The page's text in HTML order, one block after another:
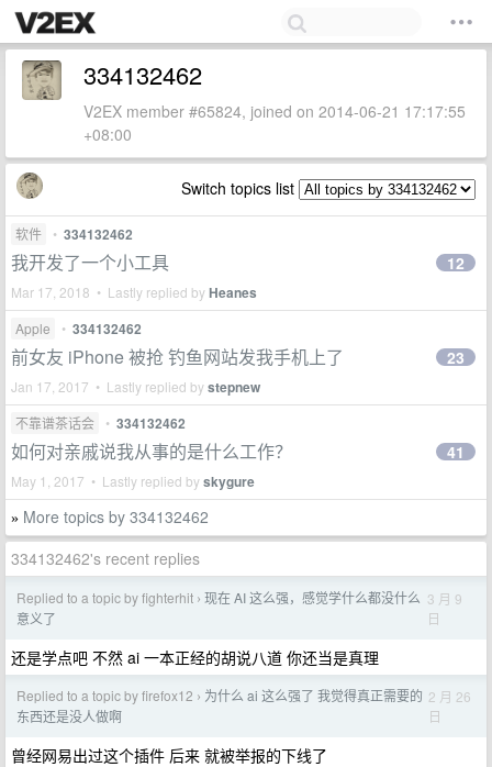
334132462
V2EX member #65824, joined on 2014-06-21 17:17:55
+08:00
Switch topics list
软件 • 334132462
我开发了一个小工具
Mar 17, 2018 • Lastly replied byHeanes
12
Apple • 334132462
前女友 iPhone 被抢 钓鱼网站发我手机上了
Jan 17, 2017 • Lastly replied bystepnew
23
不靠谱茶话会 • 334132462
如何对亲戚说我从事的是什么工作？
May 1, 2017 • Lastly replied byskygure
41
» More topics by 334132462
334132462's recent replies
Replied to a topic by fighterhit › 现在 AI 这么强，感觉学什么都没什么
意义了
3 月 9
日
还是学点吧 不然 ai 一本正经的胡说八道 你还当是真理
Replied to a topic by firefox12 › 为什么 ai 这么强了 我觉得真正需要的
东西还是没人做啊
2 月 26
日
曾经网易出过这个插件 后来 就被举报的下线了